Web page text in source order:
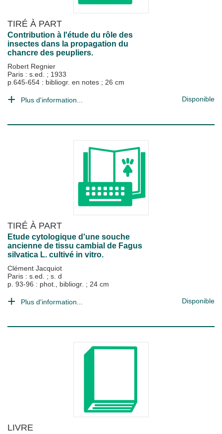
TIRÉ À PART
Contribution à l'étude du rôle des
insectes dans la propagation du
chancre des peupliers.
Robert Regnier
Paris : s.ed. ; 1933
p.645-654 : bibliogr. en notes ; 26 cm
Plus d'information... Disponible
TIRÉ À PART
Etude cytologique d'une souche
ancienne de tissu cambial de Fagus
silvatica L. cultivé in vitro.
Clément Jacquiot
Paris : s.ed. ; s. d
p. 93-96 : phot., bibliogr. ; 24 cm
Plus d'information... Disponible
LIVRE